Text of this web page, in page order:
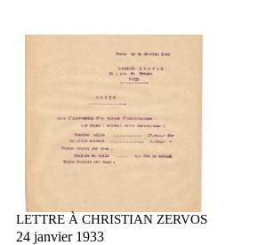
LETTRE À CHRISTIAN ZERVOS
24 janvier 1933